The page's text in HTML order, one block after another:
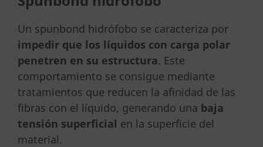
Un spunbond hidrófobo se caracteriza por
impedir que los líquidos con carga polar
penetren en su estructura. Este
comportamiento se consigue mediante
tratamientos que reducen la afinidad de las
fibras con el líquido, generando una baja
tensión superficial en la superficie del
material.